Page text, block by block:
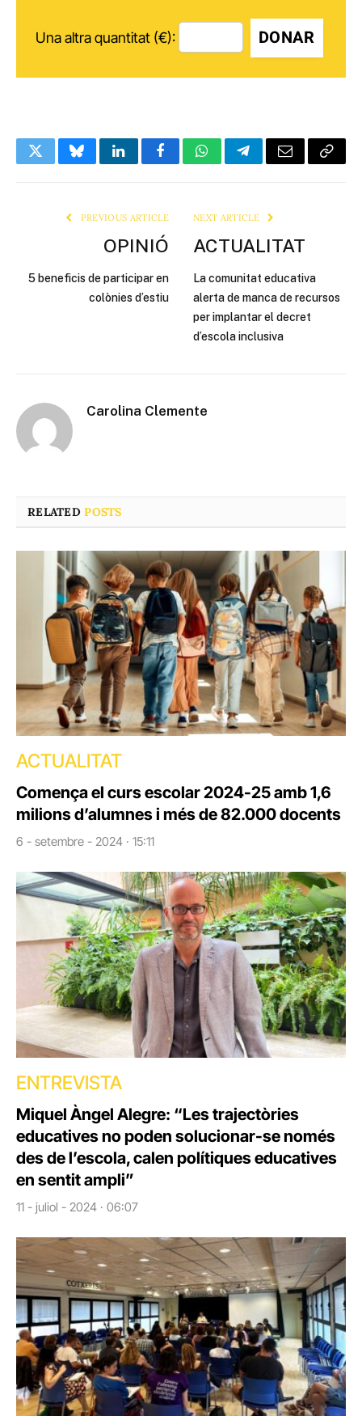
Una altra quantitat (€): DONAR
TwitterBlueskyLinkedInFacebookWhatsAppTelegramEmail Copy
PREVIOUS ARTICLE
OPINIÓ
5 beneficis de participar en
colònies d’estiu
NEXT ARTICLE
ACTUALITAT
La comunitat educativa
alerta de manca de recursos
per implantar el decret
d’escola inclusiva
Carolina Clemente
RELATEDPOSTS
ACTUALITAT
Comença el curs escolar 2024-25 amb 1,6
milions d’alumnes i més de 82.000 docents
6 - setembre - 2024 · 15:11
ENTREVISTA
Miquel Àngel Alegre: “Les trajectòries
educatives no poden solucionar-se només
des de l’escola, calen polítiques educatives
en sentit ampli”
11 - juliol - 2024 · 06:07